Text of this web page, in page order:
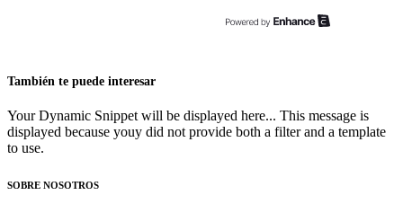
También te puede interesar
Your Dynamic Snippet will be displayed here... This message is
displayed because youy did not provide both a filter and a template
to use.
SOBRE NOSOTROS